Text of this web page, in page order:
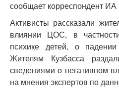
сообщает корреспондент ИА
Активисты рассказали
влиянии ЦОС, в
психике детей, о падении
Жителям Кузбасса
сведениями о негативном
на мнения экспертов по